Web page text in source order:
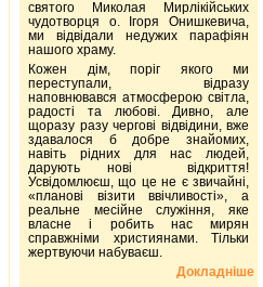
святого Миколая Мирлікійських
чудотворця о. Ігоря Онишкевича,
ми відвідали недужих парафіян
нашого храму.
Кожен дім, поріг якого ми
переступали, відразу
наповнювався атмосферою світла,
радості та любові. Дивно, але
щоразу разу чергові відвідини, вже
здавалося б добре знайомих,
навіть рідних для нас людей,
дарують нові відкриття!
Усвідомлюєш, що це не є звичайні,
«планові візити ввічливості», а
реальне месійне служіння, яке
власне і робить нас мирян
справжніми християнами. Тільки
жертвуючи набуваєш.
Докладніше